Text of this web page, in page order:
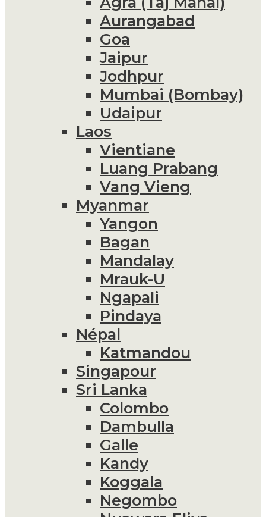
Aurangabad
Goa
Jaipur
Jodhpur
Mumbai (Bombay)
Udaipur
Laos
Vientiane
Luang Prabang
Vang Vieng
Myanmar
Yangon
Bagan
Mandalay
Mrauk-U
Ngapali
Pindaya
Népal
Katmandou
Singapour
Sri Lanka
Colombo
Dambulla
Galle
Kandy
Koggala
Negombo